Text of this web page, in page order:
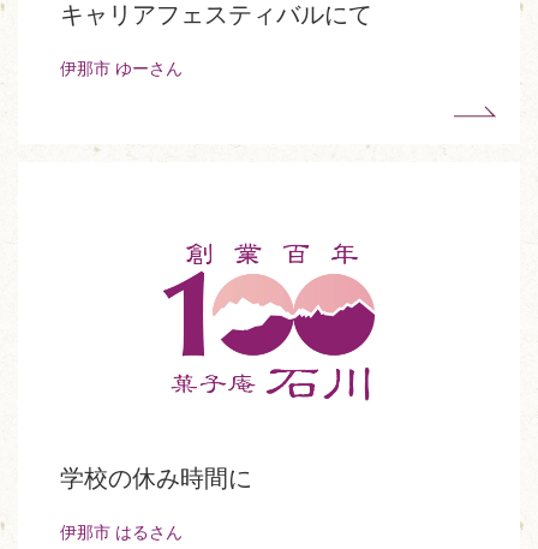
キャリアフェスティバルにて
伊那市 ゆーさん
学校の休み時間に
伊那市 はるさん